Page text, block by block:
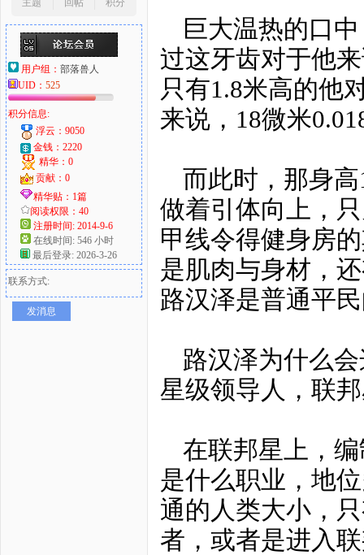
主题
回帖
积分
用户组： 部落兽人
UID： 525
积分信息:
浮云：9050
金钱：2220
精华：0
贡献：0
精华贴：1篇
阅读权限：40
注册时间: 2014-9-6
在线时间: 546 小时
最后登录: 2026-3-26
联系方式:
发消息
巨大温热的口
过这牙齿对于他
只有1.8米高的他
来说，18微米
而此时，那身
做着引体向上，
甲线令得健身房
是肌肉与身材，
路汉泽是普通平
路汉泽为什么
星级领导人，联
在联邦星上，
是什么职业，地
通的人类大小，
者，或者是进入